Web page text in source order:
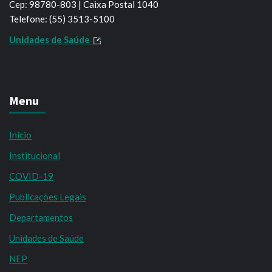
Cep: 98780-803 | Caixa Postal 1040
Telefone: (55) 3513-5100
Unidades de Saúde
Menu
Início
Institucional
COVID-19
Publicações Legais
Departamentos
Unidades de Saúde
NEP